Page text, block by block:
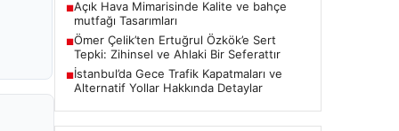
■Açık Hava Mimarisinde Kalite ve bahçe
mutfağı Tasarımları
■Ömer Çelik’ten Ertuğrul Özkök’e Sert
Tepki: Zihinsel ve Ahlaki Bir Seferattır
■İstanbul’da Gece Trafik Kapatmaları ve
Alternatif Yollar Hakkında Detaylar